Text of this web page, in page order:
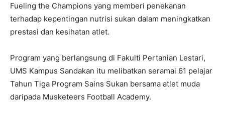
Fueling the Champions yang memberi penekanan
terhadap kepentingan nutrisi sukan dalam meningkatkan
prestasi dan kesihatan atlet.
Program yang berlangsung di Fakulti Pertanian Lestari,
UMS Kampus Sandakan itu melibatkan seramai 61 pelajar
Tahun Tiga Program Sains Sukan bersama atlet muda
daripada Musketeers Football Academy.